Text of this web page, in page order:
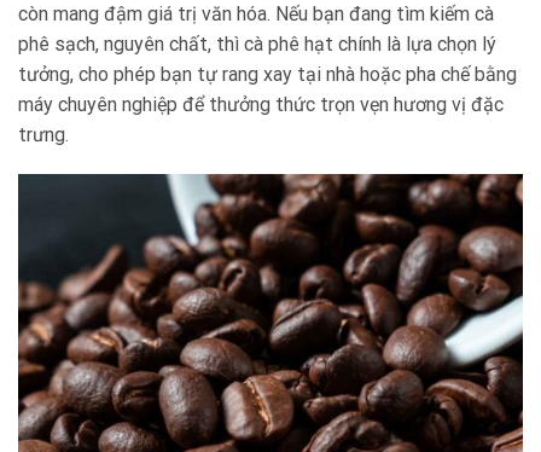
còn mang đậm giá trị văn hóa. Nếu bạn đang tìm kiếm cà
phê sạch, nguyên chất, thì cà phê hạt chính là lựa chọn lý
tưởng, cho phép bạn tự rang xay tại nhà hoặc pha chế bằng
máy chuyên nghiệp để thưởng thức trọn vẹn hương vị đặc
trưng.